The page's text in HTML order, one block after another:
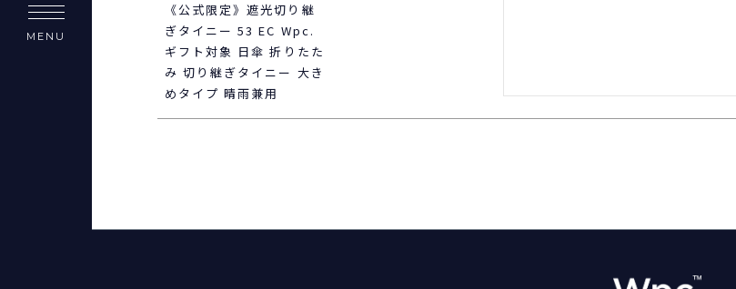
《公式限定》遮光切り継
ぎタイニー 53 EC Wpc.
ギフト対象 日傘 折りたた
み 切り継ぎタイニー 大き
めタイプ 晴雨兼用
MENU